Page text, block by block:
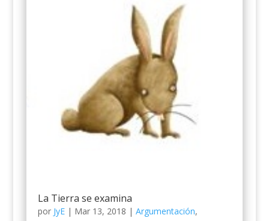
La Tierra se examina
por JyE| Mar 13, 2018 | Argumentación,